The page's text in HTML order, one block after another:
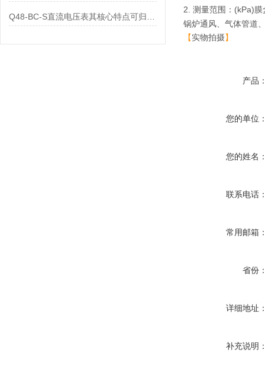
2. 测量范围：(kPa)
锅炉通风、气体管道
【实物拍摄】
产品
您的单位
您的姓名
联系电话
常用邮箱
省份
详细地址
补充说明